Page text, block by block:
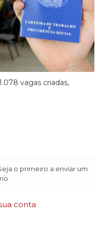
vagas criadas,
o primeiro a enviar um
conta